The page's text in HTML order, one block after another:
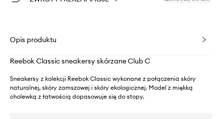
Opis produktu
Reebok Classic sneakersy skórzane Club C
Sneakersy z kolekcji Reebok Classic wykonane z połączenia skóry
naturalnej, skóry zamszowej i skóry ekologicznej. Model z miękką
cholewką z łatwością dopasowuje się do stopy.